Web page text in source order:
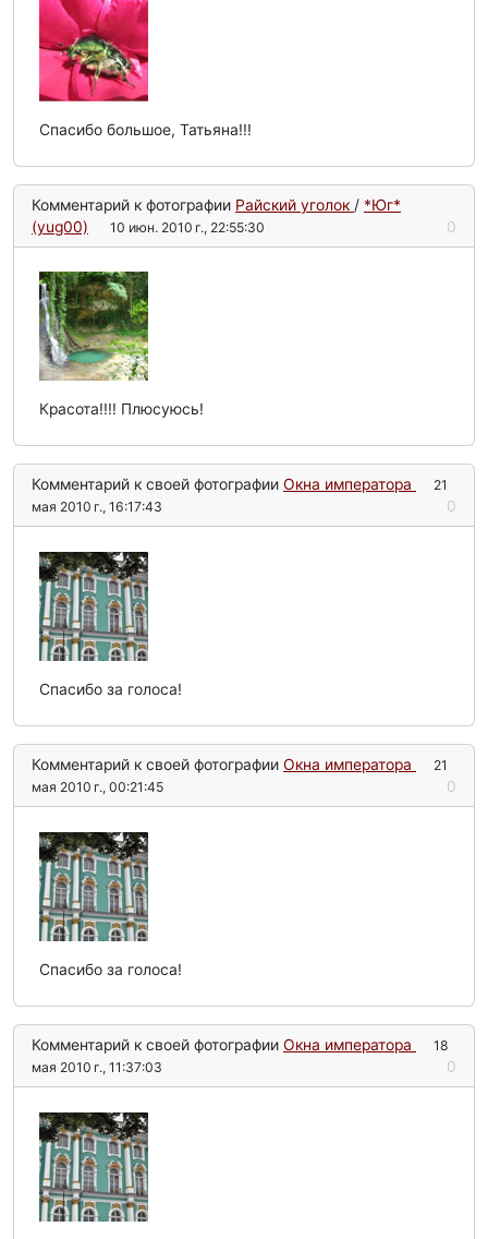
Спасибо большое, Татьяна!!!
Комментарий к фотографии Райский уголок / *Юг*
(yug00)
10 июн. 2010 г., 22:55:30 0
Красота!!!! Плюсуюсь!
Комментарий к своей фотографии Окна императора
21
мая 2010 г., 16:17:43
0
Спасибо за голоса!
Комментарий к своей фотографии Окна императора
21
мая 2010 г., 00:21:45
0
Спасибо за голоса!
Комментарий к своей фотографии Окна императора
18
мая 2010 г., 11:37:03
0